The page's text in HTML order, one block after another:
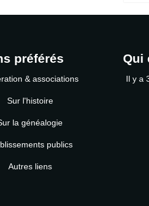
préférés
& associations
Sur l'histoire
la généalogie
publics
Autres liens
Qui
Il y a